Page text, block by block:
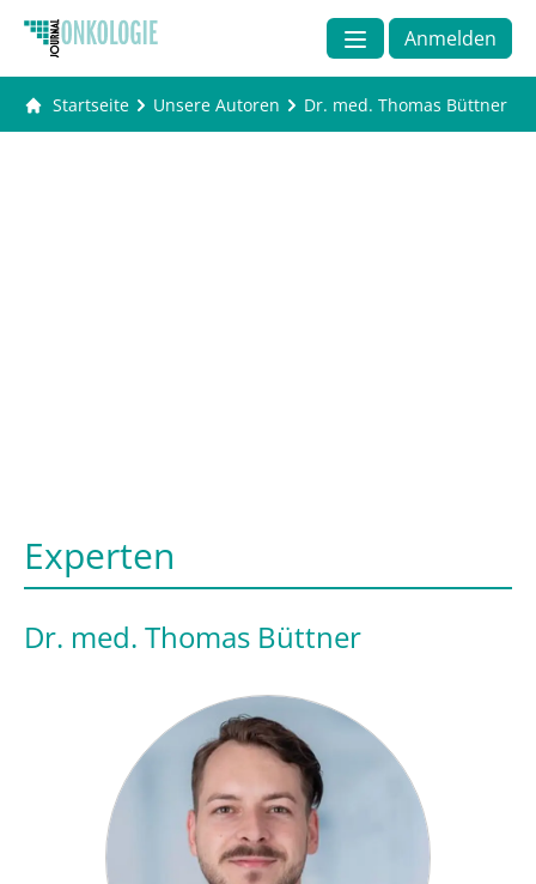
Anmelden
Startseite Unsere Autoren Dr. med. Thomas Büttner
Experten
Dr. med. Thomas Büttner